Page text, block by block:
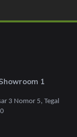
1
3 Nomor 5, Tegal